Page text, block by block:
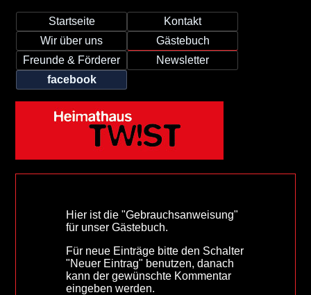
Startseite
Kontakt
Wir über uns
Gästebuch
Freunde & Förderer
Newsletter
facebook
Hier ist die "Gebrauchsanweisung"
für unser Gästebuch.
Für neue Einträge bitte den Schalter
"Neuer Eintrag" benutzen, danach
kann der gewünschte Kommentar
eingeben werden.